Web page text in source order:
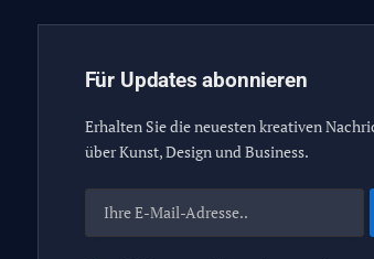
Für Updates abonnieren
Erhalten Sie die neuesten kreativen
über Kunst, Design und Business.